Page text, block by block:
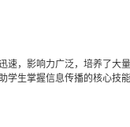
速，影响力广泛，培养了大量
学生掌握信息传播的核心技